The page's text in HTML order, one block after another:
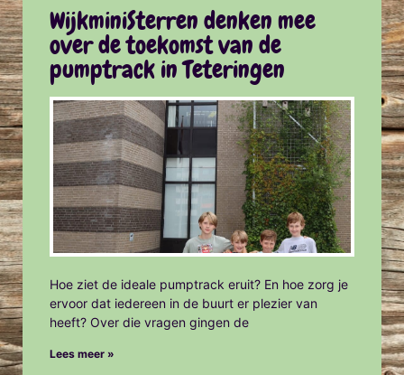
WijkminiSterren denken mee
over de toekomst van de
pumptrack in Teteringen
Hoe ziet de ideale pumptrack eruit? En hoe zorg je
ervoor dat iedereen in de buurt er plezier van
heeft? Over die vragen gingen de
Lees meer »